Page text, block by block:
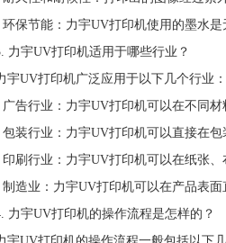
环保节能：力宇UV打印机使用的墨水是
力宇UV打印机适用于哪些行业？
宇UV打印机广泛应用于以下几个行业：
广告行业：力宇UV打印机可以在不同
包装行业：力宇UV打印机可以直接在
印刷行业：力宇UV打印机可以在纸张
制造业：力宇UV打印机可以在产品表
力宇UV打印机的操作流程是怎样的？